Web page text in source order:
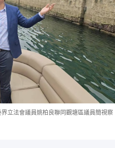
立法會議員姚柏良聯同觀塘區議員簡視察